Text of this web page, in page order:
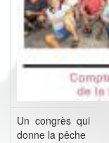
Un congrès qui
donne la pêche